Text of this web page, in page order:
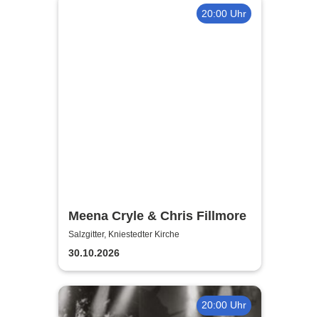
20:00 Uhr
Meena Cryle & Chris Fillmore
Salzgitter, Kniestedter Kirche
30.10.2026
20:00 Uhr